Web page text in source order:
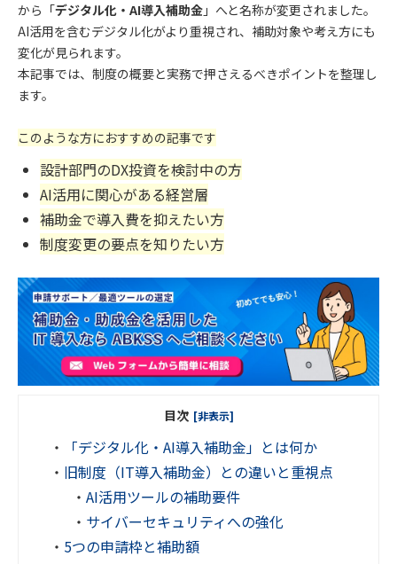
から「デジタル化・AI導入補助金 」へと名称が変更されました。
AI活用を含むデジタル化がより重視され、補助対象や考え方にも
変化が見られます。
本記事では、制度の概要と実務で押さえるべきポイントを整理し
ます。
このような方におすすめの記事です
設計部門のDX投資を検討中の方
AI活用に関心がある経営層
補助金で導入費を抑えたい方
制度変更の要点を知りたい方
目次 [非表示]
・
「デジタル化・AI導入補助金」とは何か
・ 旧制度（IT導入補助金）との違いと重視点
・ AI活用ツールの補助要件
・ サイバーセキュリティへの強化
・ 5つの申請枠と補助額